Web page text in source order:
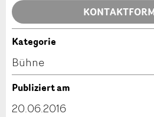
Allgemeines Feedback
Anzeige nicht mehr gültig
Anzeige unvollständig
Kontakt
Verfassen Sie eine Nachricht für
Kategorie
Bühne
Publiziert am
20.06.2016